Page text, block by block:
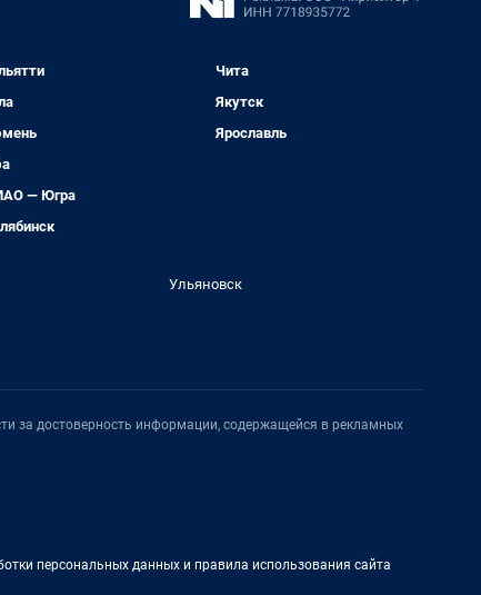
— Югра
Чита
Якутск
Ярославль
Ульяновск
за достоверность информации, содержащейся в рекламных
персональных данных и правила использования сайта